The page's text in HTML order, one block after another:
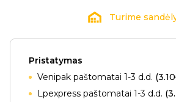
Turime
Pristatymas
Venipak paštomatai 1-3 d.d.
Lpexpress paštomatai 1-3 d.d.